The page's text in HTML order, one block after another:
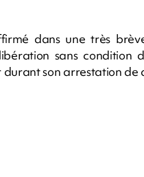
dans une très
sans condition
son arrestation de